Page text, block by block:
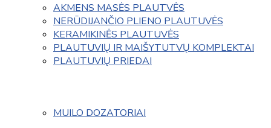
AKMENS MASĖS PLAUTVĖS
NERŪDIJANČIO PLIENO PLAUTUVĖS
KERAMIKINĖS PLAUTUVĖS
PLAUTUVIŲ IR MAIŠYTUTVŲ KOMPLEKTAI
PLAUTUVIŲ PRIEDAI
MUILO DOZATORIAI